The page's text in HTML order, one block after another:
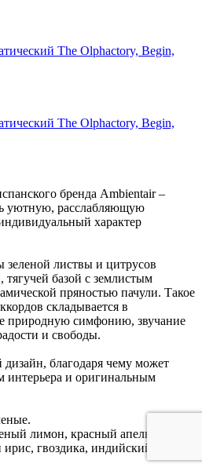
The Olphactory, Begin,
The Olphactory, Begin,
бренда Ambientair –
уютную, расслабляющую
характер
листвы и цитрусов
тягучей базой с землистым
пряностью пачули. Такое
складывается в
природную симфонию, звучание
и свободы.
благодаря чему может
интерьера и оригинальным
лимон, красный апельсин.
гвоздика, индийский